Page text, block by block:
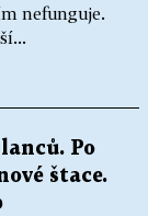
nefunguje.
Po
štace.